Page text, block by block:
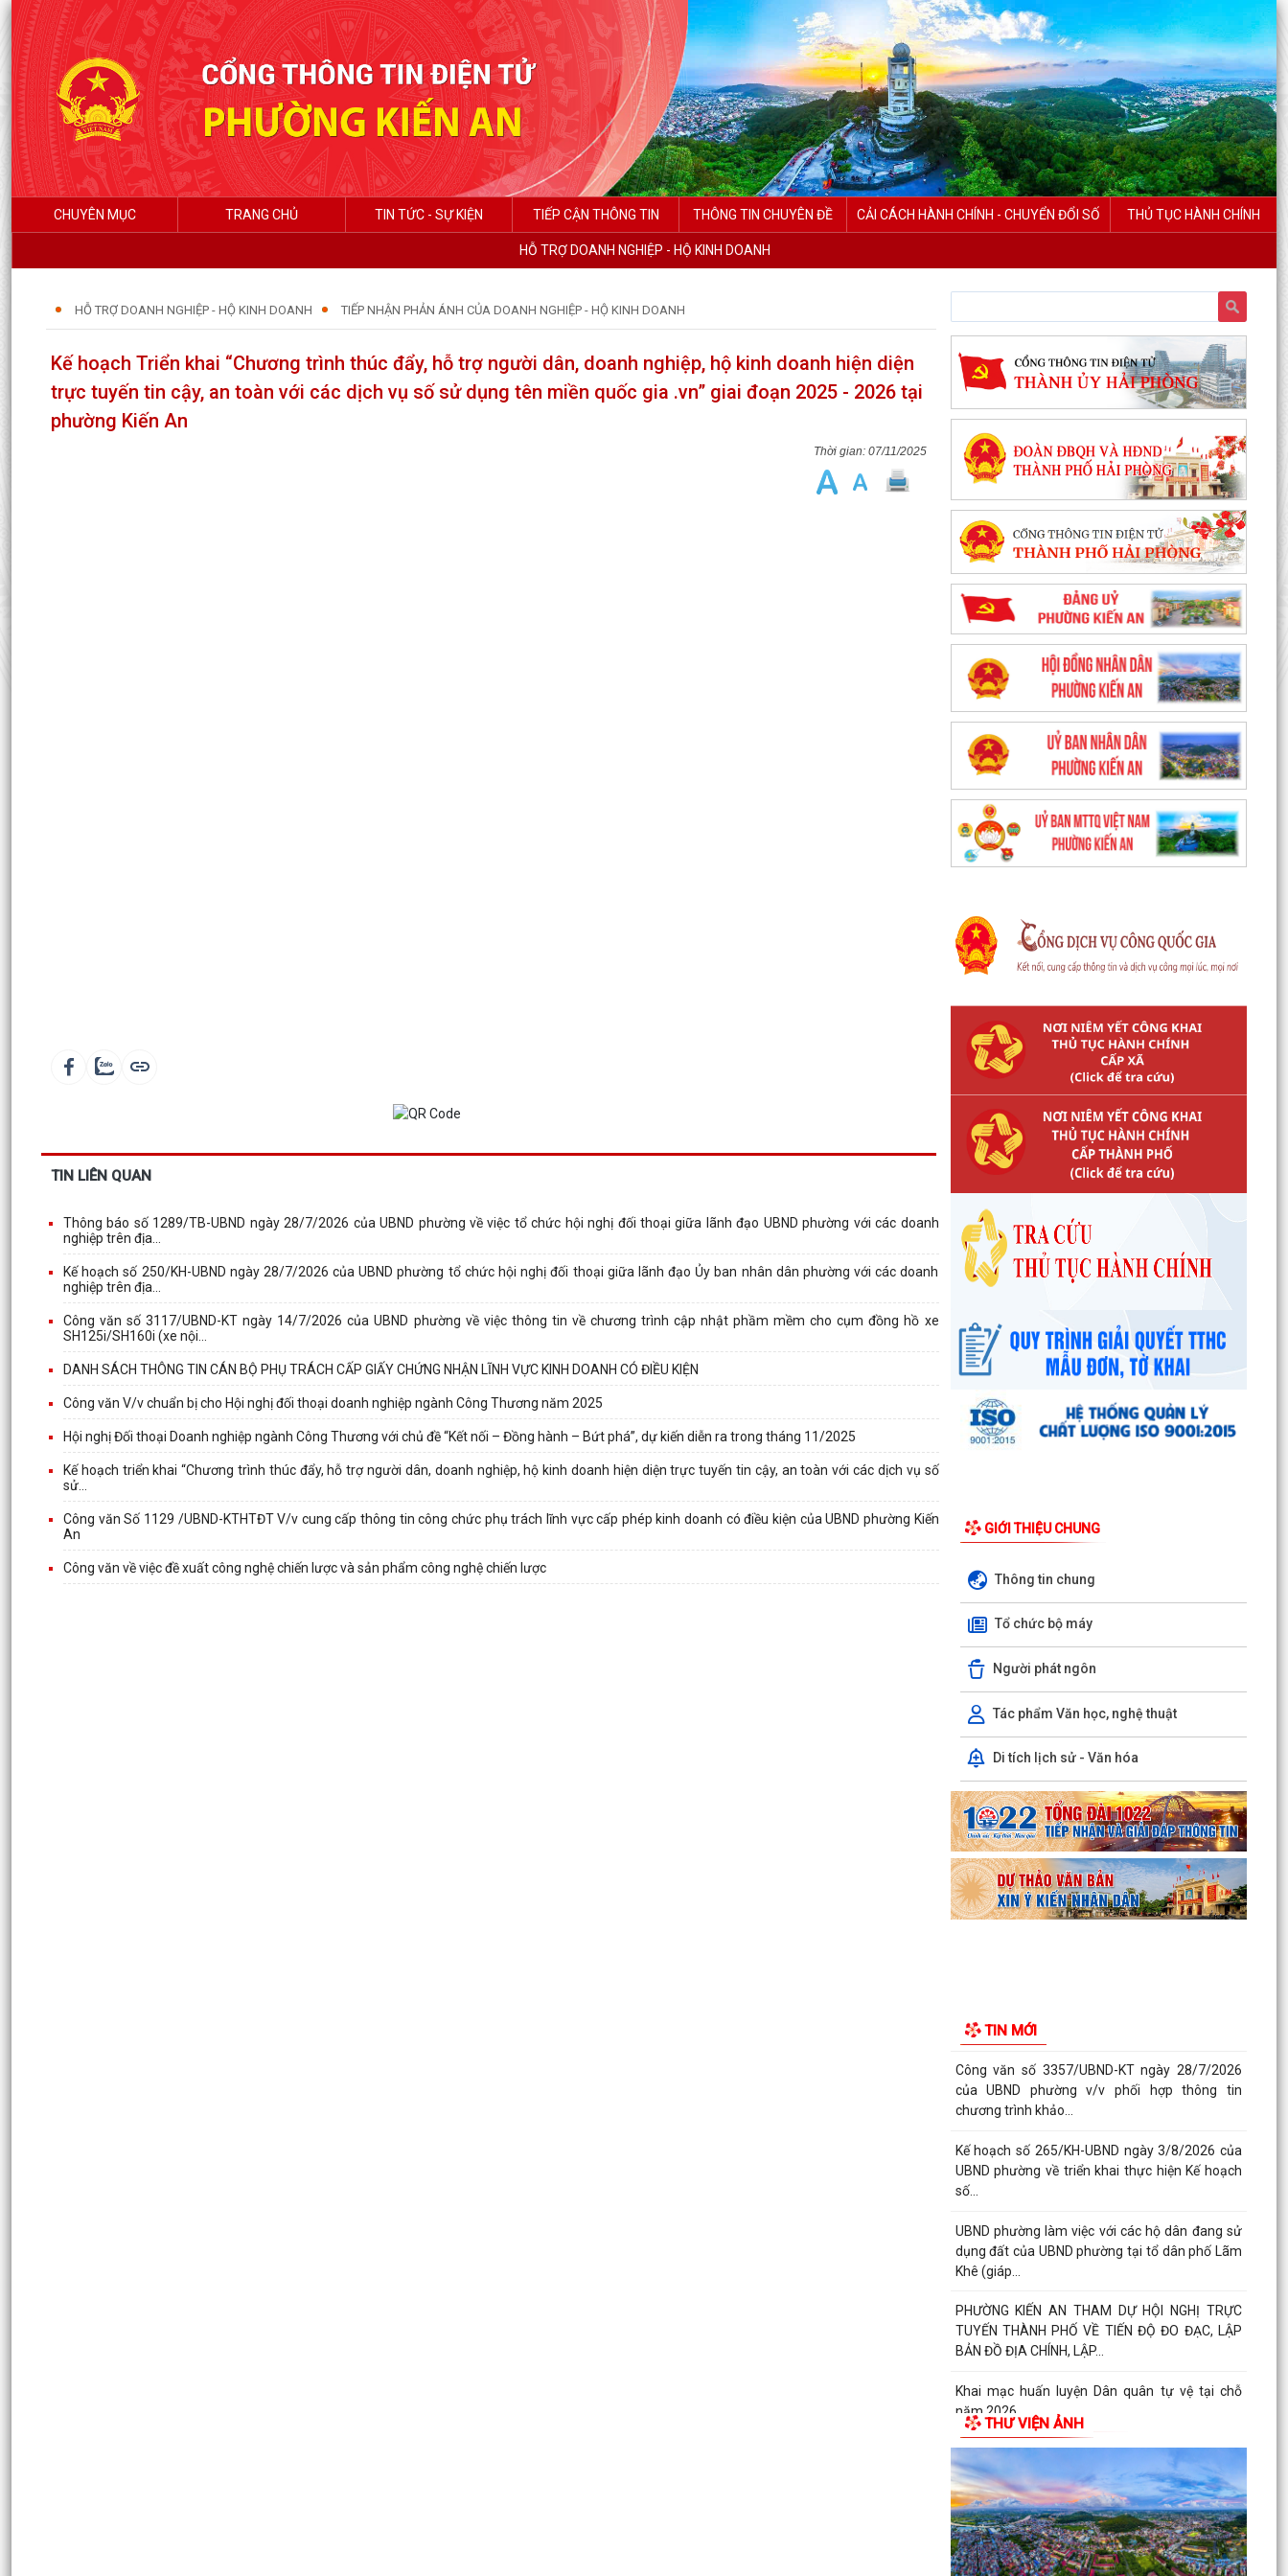
CHUYÊN MỤC TRANG CHỦ TIN TỨC - SỰ KIỆN TIẾP CẬN THÔNG TIN THÔNG TIN CHUYÊN ĐỀ CẢI CÁCH HÀNH CHÍNH - CHUYỂN ĐỔI SỐ THỦ TỤC HÀNH CHÍNH
HỖ TRỢ DOANH NGHIỆP - HỘ KINH DOANH
HỖ TRỢ DOANH NGHIỆP - HỘ KINH DOANH TIẾP NHẬN PHẢN ÁNH CỦA DOANH NGHIỆP - HỘ KINH DOANH
Kế hoạch Triển khai “Chương trình thúc đẩy, hỗ trợ người dân, doanh nghiệp, hộ kinh doanh hiện diện
trực tuyến tin cậy, an toàn với các dịch vụ số sử dụng tên miền quốc gia .vn” giai đoạn 2025 - 2026 tại
phường Kiến An
07/11/2025
TIN LIÊN QUAN
Thông báo số 1289/TB-UBND ngày 28/7/2026 của UBND phường về việc tổ chức hội nghị đối thoại giữa lãnh đạo UBND phường với các doanh
nghiệp trên địa...
Kế hoạch số 250/KH-UBND ngày 28/7/2026 của UBND phường tổ chức hội nghị đối thoại giữa lãnh đạo Ủy ban nhân dân phường với các doanh
nghiệp trên địa...
Công văn số 3117/UBND-KT ngày 14/7/2026 của UBND phường về việc thông tin về chương trình cập nhật phầm mềm cho cụm đồng hồ xe
SH125i/SH160i (xe nội...
DANH SÁCH THÔNG TIN CÁN BỘ PHỤ TRÁCH CẤP GIẤY CHỨNG NHẬN LĨNH VỰC KINH DOANH CÓ ĐIỀU KIỆN
Công văn V/v chuẩn bị cho Hội nghị đối thoại doanh nghiệp ngành Công Thương năm 2025
Hội nghị Đối thoại Doanh nghiệp ngành Công Thương với chủ đề “Kết nối – Đồng hành – Bứt phá”, dự kiến diễn ra trong tháng 11/2025
Kế hoạch triển khai “Chương trình thúc đẩy, hỗ trợ người dân, doanh nghiệp, hộ kinh doanh hiện diện trực tuyến tin cậy, an toàn với các dịch vụ số
sử...
Công văn Số 1129 /UBND-KTHTĐT V/v cung cấp thông tin công chức phụ trách lĩnh vực cấp phép kinh doanh có điều kiện của UBND phường Kiến
An
Công văn về việc đề xuất công nghệ chiến lược và sản phẩm công nghệ chiến lược
GIỚI THIỆU CHUNG
Thông tin chung
Tổ chức bộ máy
Người phát ngôn
Tác phẩm Văn học, nghệ thuật
Di tích lịch sử - Văn hóa
TIN MỚI
Chi bộ trường Tiểu học Quang Trung kết nạp
Tổ Đại biểu số 05 HĐND thành phố tiếp xúc cử tri
sau Kỳ họp thường lệ giữa năm 2026 HĐND
thành phố...
Hội nghị tập huấn công tác Đoàn và phong trào
thanh thiếu nhi năm 2026
Công văn số: 20/CV-TYT của Trạm y tế phường
2026
Công văn số 3357/UBND-KT ngày 28/7/2026
của UBND phường v/v phối hợp thông tin
chương trình khảo...
Kế hoạch số 265/KH-UBND ngày 3/8/2026 của
UBND phường về triển khai thực hiện Kế hoạch
số...
UBND phường làm việc với các hộ dân đang sử
dụng đất của UBND phường tại tổ dân phố Lãm
Khê (giáp...
PHƯỜNG KIẾN AN THAM DỰ HỘI NGHỊ TRỰC
TUYẾN THÀNH PHỐ VỀ TIẾN ĐỘ ĐO ĐẠC, LẬP
BẢN ĐỒ ĐỊA CHÍNH, LẬP...
Khai mạc huấn luyện Dân quân tự vệ tại chỗ
năm 2026
Lễ chào cờ tháng 8/2026
Thông báo số 1298/TB-UBND ngày 31/7/2026
về việc công bố kế hoạch, danh mục khu đất
thực hiện đấu...
Thông báo số 1298/TB-UBND ngày 31/7/2026
THƯ VIỆN ẢNH